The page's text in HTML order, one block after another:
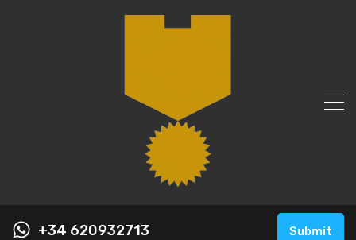
+34 620932713 Submit